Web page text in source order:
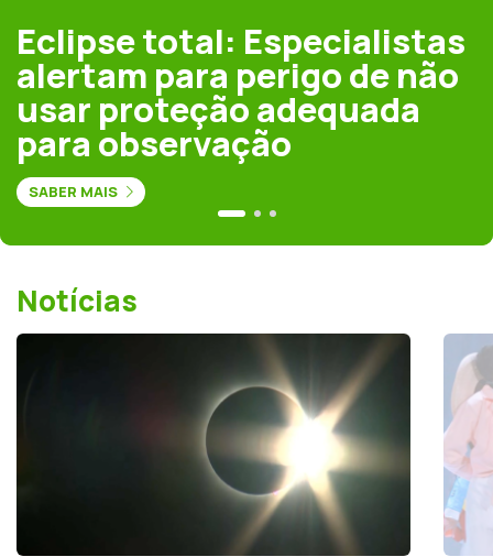
Eclipse total: Especialistas
alertam para perigo de não
usar proteção adequada
para observação
SABER MAIS
Notícias